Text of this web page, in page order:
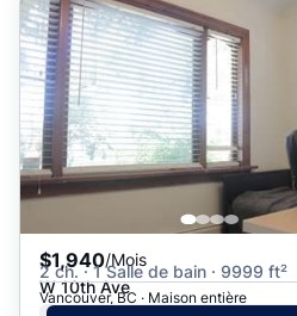
$1,940/Mois
2 ch. · 1 Salle de bain · 9999 ft²
W 10th Ave
Vancouver, BC · Maison entière